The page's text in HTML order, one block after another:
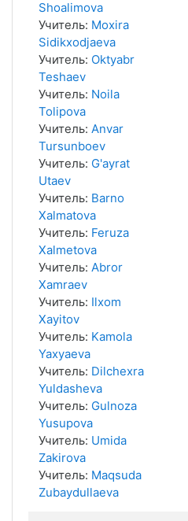
Shoalimova
Учитель: Moxira
Sidikxodjaeva
Учитель: Oktyabr
Teshaev
Учитель: Noila
Tolipova
Учитель: Anvar
Tursunboev
Учитель: G'ayrat
Utaev
Учитель: Barno
Xalmatova
Учитель: Feruza
Xalmetova
Учитель: Abror
Xamraev
Учитель: Ilxom
Xayitov
Учитель: Kamola
Yaxyaeva
Учитель: Dilchexra
Yuldasheva
Учитель: Gulnoza
Yusupova
Учитель: Umida
Zakirova
Учитель: Maqsuda
Zubaydullaeva